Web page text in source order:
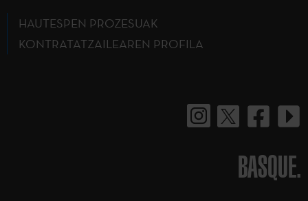
HAUTESPEN PROZESUAK
KONTRATATZAILEAREN PROFILA
BASQUE.